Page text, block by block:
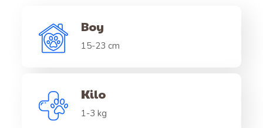
Boy
15-23 cm
Kilo
1-3 kg